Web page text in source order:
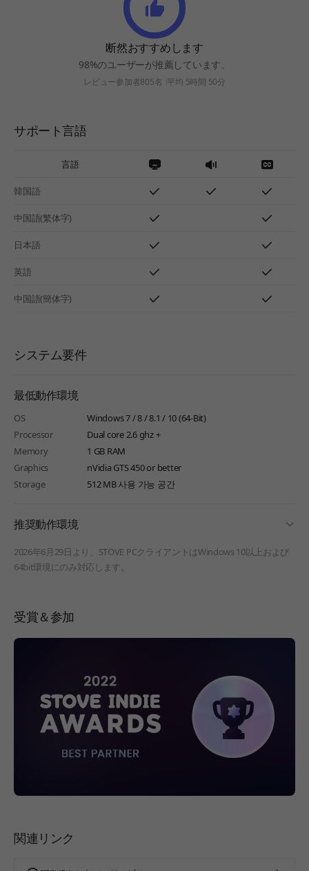
断然おすすめします
98%のユーザーが推薦しています。
レビュー参加者805名 平均 5時間 50分
サポート言語
言語
韓国語
中国語(繁体字)
日本語
英語
中国語(簡体字)
システム要件
最低動作環境
OS
Windows 7 / 8 / 8.1 / 10 (64-Bit)
Processor
Dual core 2.6 ghz +
Memory
1 GB RAM
Graphics
nVidia GTS 450 or better
Storage
512 MB 사용 가능 공간
推奨動作環境
2026年6月29日より、STOVE PCクライアントはWindows 10以上および
64bit環境にのみ対応します。
受賞＆参加
関連リンク